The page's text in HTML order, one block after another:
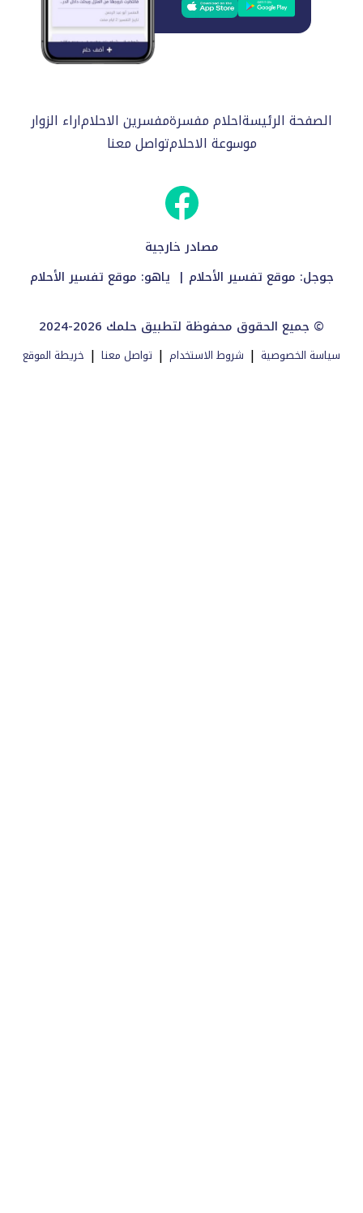
الصفحة الرئيسةاحلام مفسرةمفسرين الاحلاماراء الزوار
موسوعة الاحلامتواصل معنا
مصادر خارجية
جوجل: موقع تفسير الأحلام | ياهو: موقع تفسير الأحلام
2024-2026 جميع الحقوق محفوظة لتطبيق حلمك ©
سياسة الخصوصية | شروط الاستخدام | تواصل معنا | خريطة الموقع